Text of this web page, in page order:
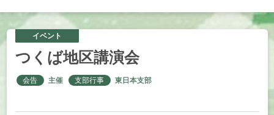
イベント
つくば地区講演会
会告 主催 支部行事 東日本支部